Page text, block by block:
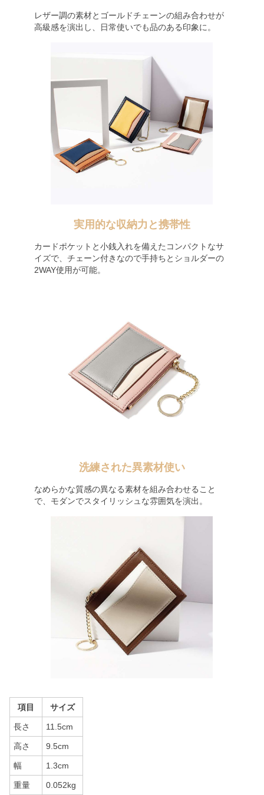
レザー調の素材とゴールドチェーンの組み合わせが
高級感を演出し、日常使いでも品のある印象に。
実用的な収納力と携帯性
カードポケットと小銭入れを備えたコンパクトなサ
イズで、チェーン付きなので手持ちとショルダーの
2WAY使用が可能。
洗練された異素材使い
なめらかな質感の異なる素材を組み合わせること
で、モダンでスタイリッシュな雰囲気を演出。
項目 サイズ
長さ 11.5cm
高さ 9.5cm
幅 1.3cm
重量 0.052kg